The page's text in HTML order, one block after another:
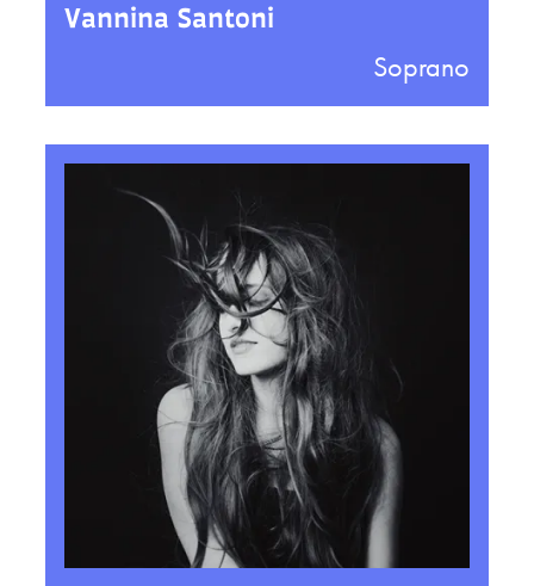
Vannina Santoni
Soprano